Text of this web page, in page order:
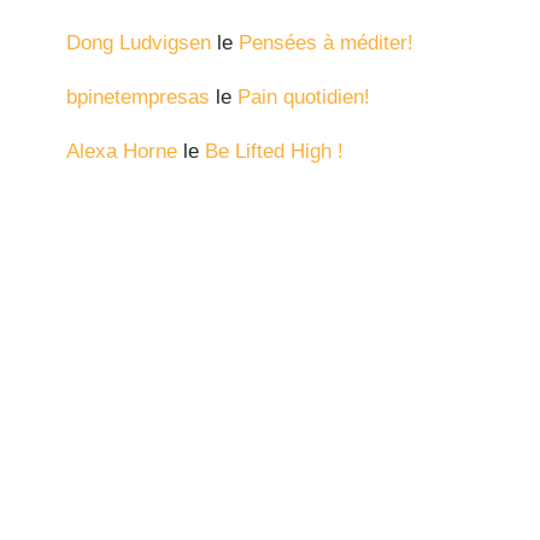
Dong Ludvigsen le Pensées à méditer!
bpinetempresas le Pain quotidien!
Alexa Horne le Be Lifted High !